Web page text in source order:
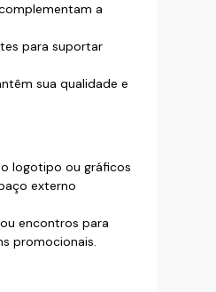
a
para suportar
sua qualidade e
logotipo ou gráficos
externo
encontros para
promocionais.